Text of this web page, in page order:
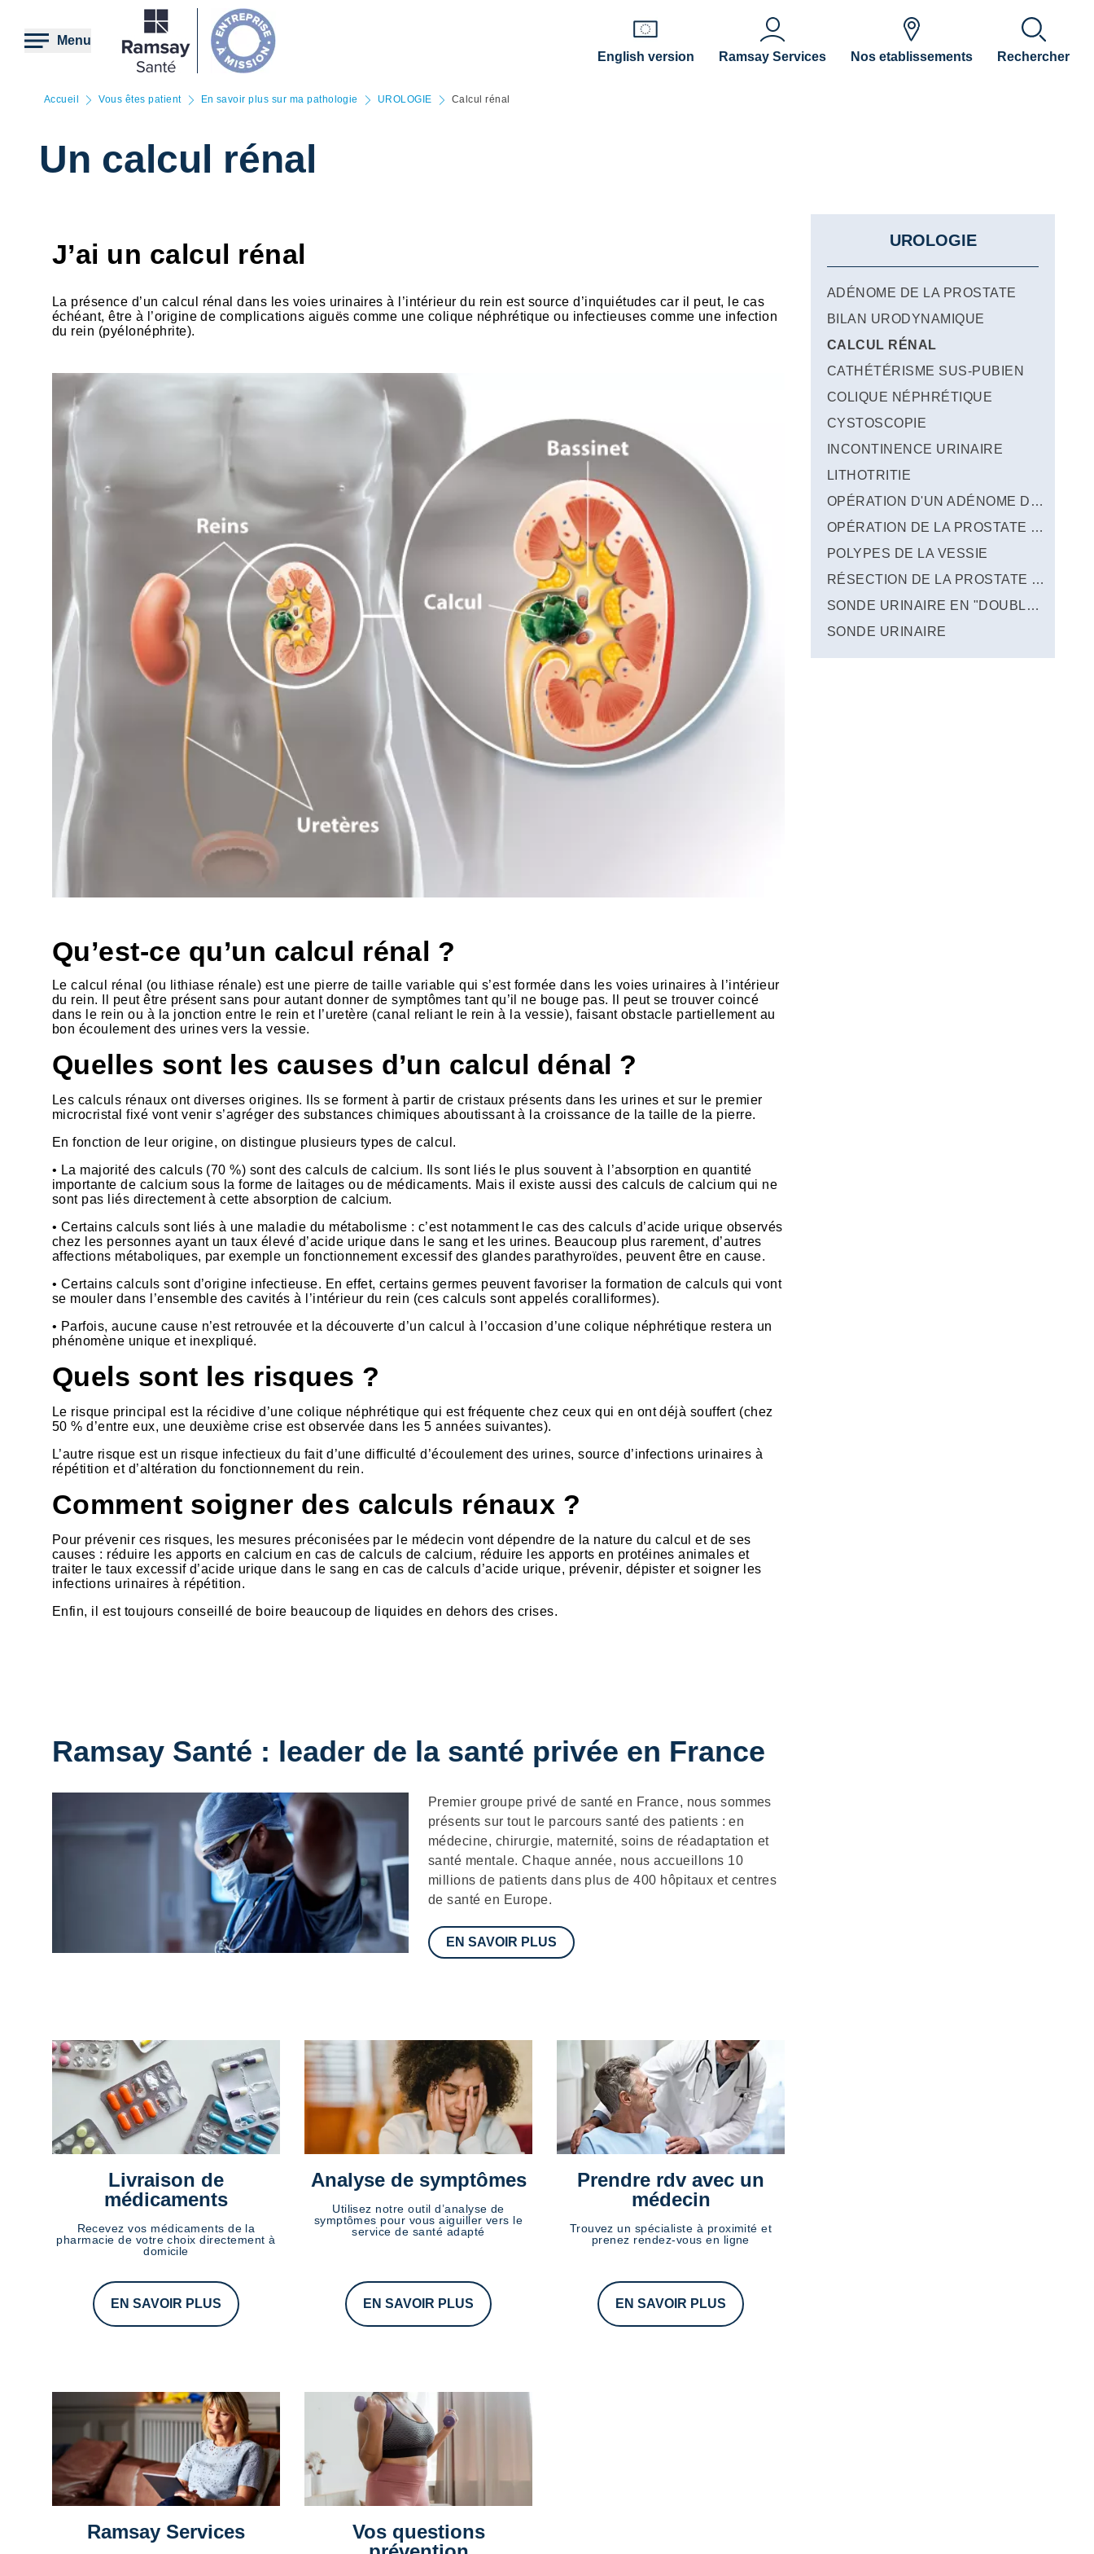
contenu
principal
Menu
English version
Ramsay Services Nos etablissements Rechercher
Accueil Vous êtes patient En savoir plus sur ma pathologie UROLOGIE Calcul rénal
Un calcul rénal
J’ai un calcul rénal
La présence d’un calcul rénal dans les voies urinaires à l’intérieur du rein est source d’inquiétudes car il peut, le cas
échéant, être à l’origine de complications aiguës comme une colique néphrétique ou infectieuses comme une infection
du rein (pyélonéphrite).
Qu’est-ce qu’un calcul rénal ?
Le calcul rénal (ou lithiase rénale) est une pierre de taille variable qui s’est formée dans les voies urinaires à l’intérieur
du rein. Il peut être présent sans pour autant donner de symptômes tant qu’il ne bouge pas. Il peut se trouver coincé
dans le rein ou à la jonction entre le rein et l’uretère (canal reliant le rein à la vessie), faisant obstacle partiellement au
bon écoulement des urines vers la vessie.
Quelles sont les causes d’un calcul dénal ?
Les calculs rénaux ont diverses origines. Ils se forment à partir de cristaux présents dans les urines et sur le premier
microcristal fixé vont venir s’agréger des substances chimiques aboutissant à la croissance de la taille de la pierre.
En fonction de leur origine, on distingue plusieurs types de calcul.
• La majorité des calculs (70 %) sont des calculs de calcium. Ils sont liés le plus souvent à l’absorption en quantité
importante de calcium sous la forme de laitages ou de médicaments. Mais il existe aussi des calculs de calcium qui ne
sont pas liés directement à cette absorption de calcium.
• Certains calculs sont liés à une maladie du métabolisme : c’est notamment le cas des calculs d’acide urique observés
chez les personnes ayant un taux élevé d’acide urique dans le sang et les urines. Beaucoup plus rarement, d’autres
affections métaboliques, par exemple un fonctionnement excessif des glandes parathyroïdes, peuvent être en cause.
• Certains calculs sont d’origine infectieuse. En effet, certains germes peuvent favoriser la formation de calculs qui vont
se mouler dans l’ensemble des cavités à l’intérieur du rein (ces calculs sont appelés coralliformes).
• Parfois, aucune cause n’est retrouvée et la découverte d’un calcul à l’occasion d’une colique néphrétique restera un
phénomène unique et inexpliqué.
Quels sont les risques ?
Le risque principal est la récidive d’une colique néphrétique qui est fréquente chez ceux qui en ont déjà souffert (chez
50 % d’entre eux, une deuxième crise est observée dans les 5 années suivantes).
L’autre risque est un risque infectieux du fait d’une difficulté d’écoulement des urines, source d’infections urinaires à
répétition et d’altération du fonctionnement du rein.
Comment soigner des calculs rénaux ?
Pour prévenir ces risques, les mesures préconisées par le médecin vont dépendre de la nature du calcul et de ses
causes : réduire les apports en calcium en cas de calculs de calcium, réduire les apports en protéines animales et
traiter le taux excessif d’acide urique dans le sang en cas de calculs d’acide urique, prévenir, dépister et soigner les
infections urinaires à répétition.
Enfin, il est toujours conseillé de boire beaucoup de liquides en dehors des crises.
Ramsay Santé : leader de la santé privée en France
Description
Premier groupe privé de santé en France, nous sommes
présents sur tout le parcours santé des patients : en
médecine, chirurgie, maternité, soins de réadaptation et
santé mentale. Chaque année, nous accueillons 10
millions de patients dans plus de 400 hôpitaux et centres
de santé en Europe.
EN SAVOIR PLUS
Livraison de
médicaments
Recevez vos médicaments de la
pharmacie de votre choix directement à
domicile
EN SAVOIR PLUS
Analyse de symptômes
Utilisez notre outil d’analyse de
symptômes pour vous aiguiller vers le
service de santé adapté
EN SAVOIR PLUS
Prendre rdv avec un
médecin
Trouvez un spécialiste à proximité et
prenez rendez-vous en ligne
EN SAVOIR PLUS
Ramsay Services
Vos questions
UROLOGIE
ADÉNOME DE LA PROSTATE
BILAN URODYNAMIQUE
CALCUL RÉNAL
CATHÉTÉRISME SUS-PUBIEN
COLIQUE NÉPHRÉTIQUE
CYSTOSCOPIE
INCONTINENCE URINAIRE
LITHOTRITIE
OPÉRATION D'UN ADÉNOME DE LA PROSTATE PAR LES VOIES NATURELLES
OPÉRATION DE LA PROSTATE PAR ROBOT
POLYPES DE LA VESSIE
RÉSECTION DE LA PROSTATE PAR LASER
SONDE URINAIRE EN "DOUBLE J"
SONDE URINAIRE